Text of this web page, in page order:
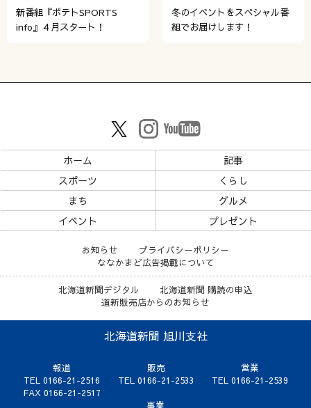
新番組『ポテトSPORTS
info』４月スタート！
冬のイベントをスペシャル番
組でお届けします！
ホーム
記事
スポーツ
くらし
まち
グルメ
イベント
プレゼント
お知らせ
プライバシーポリシー
ななかまど広告掲載について
北海道新聞デジタル
北海道新聞 購読の申込
道新販売店からのお知らせ
北海道新聞 旭川支社
報道
TEL 0166-21-2516
FAX 0166-21-2517
販売
TEL 0166-21-2533
営業
TEL 0166-21-2539
事業